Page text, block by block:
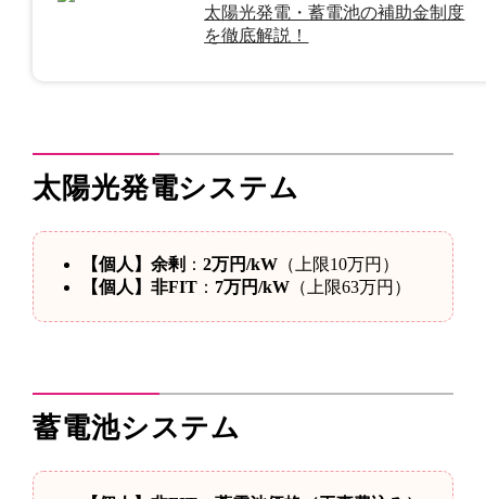
太陽光発電・蓄電池の補助金制度
を徹底解説！
太陽光発電システム
【個人】 余剰 ： 2万円/kW（上限10万円）
【個人】 非FIT： 7万円/kW（上限63万円）
蓄電池システム